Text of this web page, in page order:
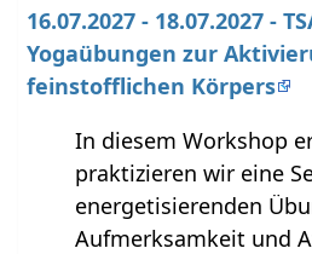
16.07.2027 - 18.07.2027 -
Yogaübungen zur
feinstofflichen Körpers
In diesem Workshop
praktizieren wir eine
energetisierenden
Aufmerksamkeit und